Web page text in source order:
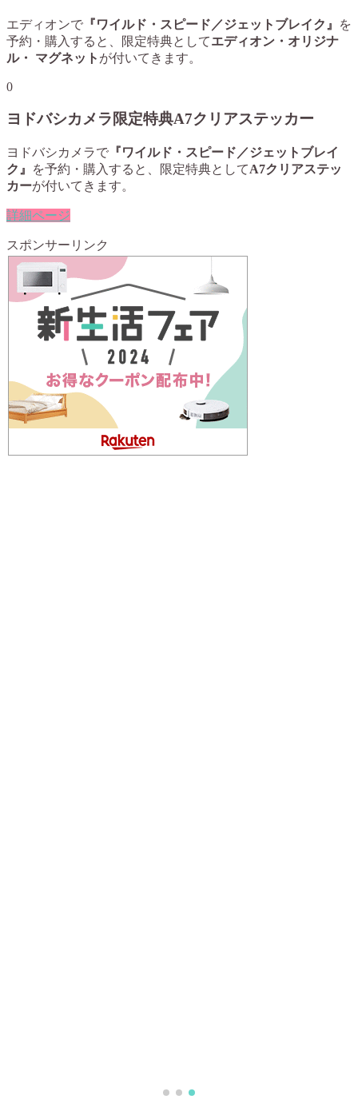
エディオンで 『ワイルド・スピード／ジェットブレイク』
を
予約・購入すると、限定特典としてエディオン・オリジナ
ル・ マグネット が付いてきます。
0
ヨドバシカメラ限定特典A7クリアステッカー
ヨドバシカメラで 『ワイルド・スピード／ジェットブレイ
ク』
を予約・購入すると、限定特典としてA7クリアステッ
カーが付いてきます。
詳細ページ
スポンサーリンク